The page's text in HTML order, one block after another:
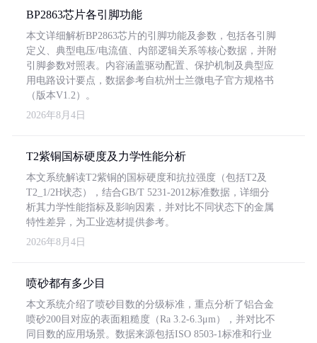
BP2863芯片各引脚功能
本文详细解析BP2863芯片的引脚功能及参数，包括各引脚
定义、典型电压/电流值、内部逻辑关系等核心数据，并附
引脚参数对照表。内容涵盖驱动配置、保护机制及典型应
用电路设计要点，数据参考自杭州士兰微电子官方规格书
（版本V1.2）。
2026年8月4日
T2紫铜国标硬度及力学性能分析
本文系统解读T2紫铜的国标硬度和抗拉强度（包括T2及
T2_1/2H状态），结合GB/T 5231-2012标准数据，详细分
析其力学性能指标及影响因素，并对比不同状态下的金属
特性差异，为工业选材提供参考。
2026年8月4日
喷砂都有多少目
本文系统介绍了喷砂目数的分级标准，重点分析了铝合金
喷砂200目对应的表面粗糙度（Ra 3.2-6.3μm），并对比不
同目数的应用场景。数据来源包括ISO 8503-1标准和行业